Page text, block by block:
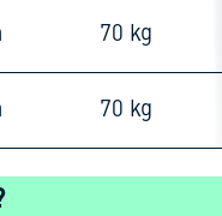
70 kg
70 kg